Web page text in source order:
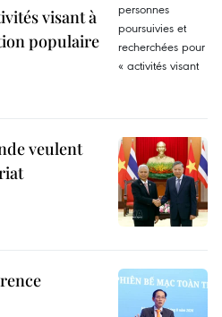
visant à
populaire
veulent